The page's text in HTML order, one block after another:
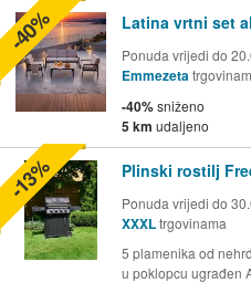
Latina vrtni set
Ponuda vrijedi do
Emmezeta
-40%sniženo
5 km udaljeno
-40%
Plinski rostilj
Ponuda vrijedi do
XXXLtrgovinama
5 plamenika od
u poklopcu ugrađen
-13%